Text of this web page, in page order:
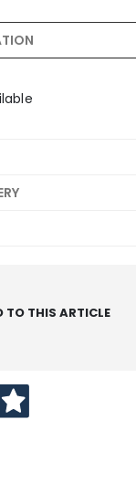
TO THIS ARTICLE